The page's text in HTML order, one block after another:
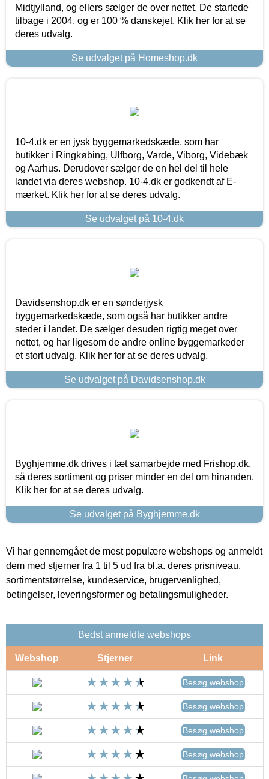
Midtjylland, og ellers sælger de over nettet. De startede
tilbage i 2004, og er 100 % danskejet. Klik her for at se
deres udvalg.
Se udvalget på Homeshop.dk
10-4.dk er en jysk byggemarkedskæde, som har
butikker i Ringkøbing, Ulfborg, Varde, Viborg, Videbæk
og Aarhus. Derudover sælger de en hel del til hele
landet via deres webshop. 10-4.dk er godkendt af E-
mærket. Klik her for at se deres udvalg.
Se udvalget på 10-4.dk
Davidsenshop.dk er en sønderjysk
byggemarkedskæde, som også har butikker andre
steder i landet. De sælger desuden rigtig meget over
nettet, og har ligesom de andre online byggemarkeder
et stort udvalg. Klik her for at se deres udvalg.
Se udvalget på Davidsenshop.dk
Byghjemme.dk drives i tæt samarbejde med Frishop.dk,
så deres sortiment og priser minder en del om hinanden.
Klik her for at se deres udvalg.
Se udvalget på Byghjemme.dk
Vi har gennemgået de mest populære webshops og anmeldt
dem med stjerner fra 1 til 5 ud fra bl.a. deres prisniveau,
sortimentstørrelse, kundeservice, brugervenlighed,
betingelser, leveringsformer og betalingsmuligheder.
Bedst anmeldte webshops
Webshop Stjerner Link
Besøg webshop
Besøg webshop
Besøg webshop
Besøg webshop